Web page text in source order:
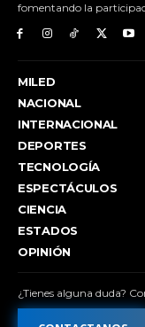
fomentando la
MILED
NACIONAL
INTERNACIONAL
DEPORTES
TECNOLOGÍA
ESPECTÁCULOS
CIENCIA
ESTADOS
OPINIÓN
¿Tienes alguna duda?